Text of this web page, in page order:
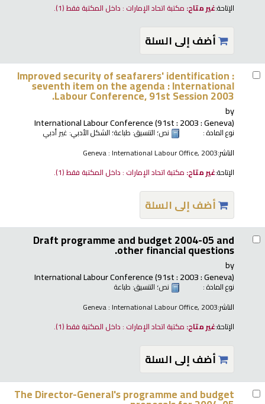
الإتاحة:غير متاح: مكتبة اتحاد الإمارات : داخل المكتبة فقط(1).
أضف إلى السلة
Improved security of seafarers' identification :
seventh item on the agenda : International
Labour Conference, 91st Session 2003.
by
International Labour Conference(91st : 2003 : Geneva)
نوع المادة : نص؛ التنسيق: طباعة؛ الشكل الأدبي: غير أدبي
الناشر:Geneva : International Labour Office, 2003
الإتاحة:غير متاح: مكتبة اتحاد الإمارات : داخل المكتبة فقط(1).
أضف إلى السلة
Draft programme and budget 2004-05 and
other financial questions.
by
International Labour Conference(91st : 2003 : Geneva)
نوع المادة : نص؛ التنسيق: طباعة
الناشر:Geneva : International Labour Office, 2003
الإتاحة:غير متاح: مكتبة اتحاد الإمارات : داخل المكتبة فقط(1).
أضف إلى السلة
The Director-General's programme and budget